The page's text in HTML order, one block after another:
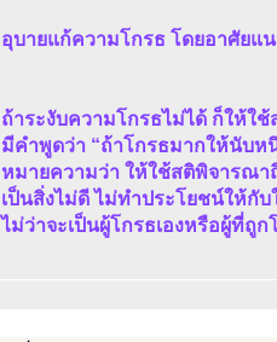
อุบายแก้ความโกรธ โดยอาศัยแ
ถ้าระงับความโกรธไม่ได้ ก็ให้ใ
มีคำพูดว่า “ถ้าโกรธมากให้นับห
หมายความว่า ให้ใช้สติพิจารณา
เป็นสิ่งไม่ดี ไม่ทำประโยชน์ให้กับ
ไม่ว่าจะเป็นผู้โกรธเองหรือผู้ที่ถู